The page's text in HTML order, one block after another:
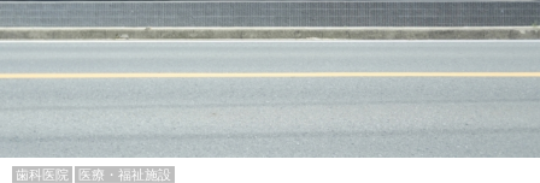
歯科医院 医療・福祉施設